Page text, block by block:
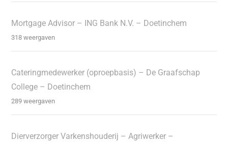
Mortgage Advisor – ING Bank N.V. – Doetinchem
318 weergaven
Cateringmedewerker (oproepbasis) – De Graafschap
College – Doetinchem
289 weergaven
Dierverzorger Varkenshouderij – Agriwerker –